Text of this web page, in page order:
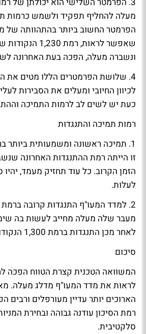
מעלה להחליף תפקיד ולשמש כרמות
הפרמטר החשוב ביותר בהתהוותה של
שאפשר לראות,
ונשברה מעלה, הפכה בעת האחרונה
4. שלושת הפרמטרים הללו מטים את
לכיוון החיובי ומעלים את הסבירות
כעת יש לשים לב לרמות התמיכה
רמות תמיכה והתנגדות
זו הייתה רמת ההתנגדות האחרונה
הזמן הקרוב. כל עוד תחזיק מעמד, יהיו
לעלות.
מעבר שלה מעלה מחייב לעשות בה
לאחר מכן התנגדות ברמת 1,300 הנקודות.
סיכום
המשוואה הטכנית קצרת הטווח הפכה
לראות את מדד המעו"ף מדלג מעלה.
הארוכים יותר עדיין מעורפלים ורבים
רמת הסיכון עודנה גבוהה ובחירת
סלקטיבית.